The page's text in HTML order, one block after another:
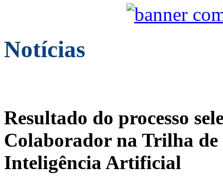
Notícias
Resultado do processo
Colaborador na Trilha de
Inteligência Artificial